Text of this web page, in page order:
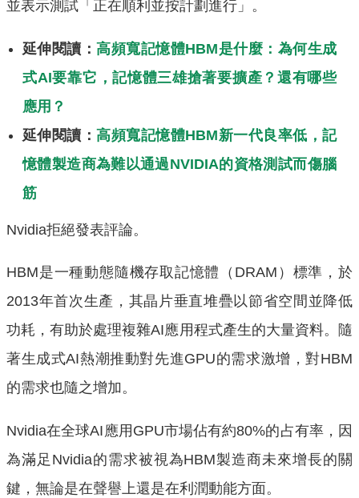
並表示測試「正在順利並按計劃進行」。
延伸閱讀：高頻寬記憶體HBM是什麼：為何生成
式AI要靠它，記憶體三雄搶著要擴產？還有哪些
應用？
延伸閱讀：高頻寬記憶體HBM新一代良率低，記
憶體製造商為難以通過NVIDIA的資格測試而傷腦
筋
Nvidia拒絕發表評論。
HBM是一種動態隨機存取記憶體（DRAM）標準，於
2013年首次生產，其晶片垂直堆疊以節省空間並降低
功耗，有助於處理複雜AI應用程式產生的大量資料。隨
著生成式AI熱潮推動對先進GPU的需求激增，對HBM
的需求也隨之增加。
Nvidia在全球AI應用GPU市場佔有約80%的占有率，因
為滿足Nvidia的需求被視為HBM製造商未來增長的關
鍵，無論是在聲譽上還是在利潤動能方面。